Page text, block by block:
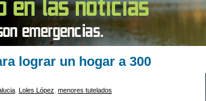
lograr un hogar a 300
Loles López menores tutelados